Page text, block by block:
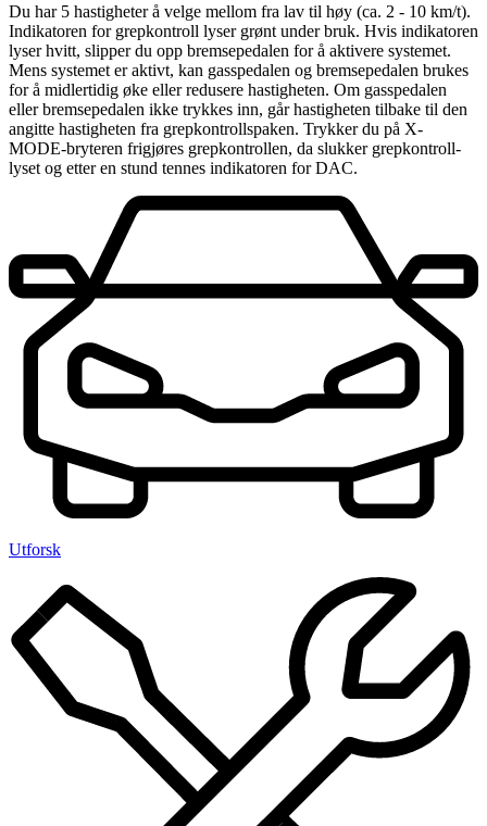
Du har 5 hastigheter å velge mellom fra lav til høy (ca. 2 - 10 km/t).
Indikatoren for grepkontroll lyser grønt under bruk. Hvis indikatoren
lyser hvitt, slipper du opp bremsepedalen for å aktivere systemet.
Mens systemet er aktivt, kan gasspedalen og bremsepedalen brukes
for å midlertidig øke eller redusere hastigheten. Om gasspedalen
eller bremsepedalen ikke trykkes inn, går hastigheten tilbake til den
angitte hastigheten fra grepkontrollspaken. Trykker du på X-
MODE-bryteren frigjøres grepkontrollen, da slukker grepkontroll-
lyset og etter en stund tennes indikatoren for DAC.
Utforsk